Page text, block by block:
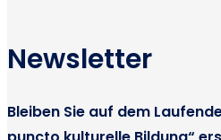
i
g
a
t
Newsletter
Bleiben Sie auf dem